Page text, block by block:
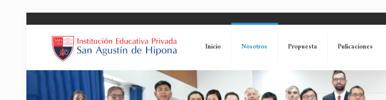
Inicio Nosotros Propuesta Pulicaciones